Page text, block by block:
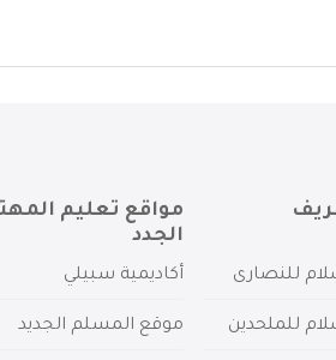
للنصارى
للملحدين
مواقع تعليم
الجدد
أكاديمية سبيلي
موقع المسلم الجديد